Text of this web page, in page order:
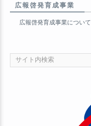
広報啓発育成事業
広報啓発育成事業について